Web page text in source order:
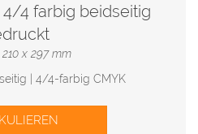
4/4 farbig beidseitig
x 297 mm
| 4/4-farbig CMYK